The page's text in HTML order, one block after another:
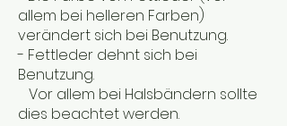
allem bei helleren Farben)
verändert sich bei Benutzung.
- Fettleder dehnt sich bei
Benutzung.
Vor allem bei Halsbändern sollte
dies beachtet werden.